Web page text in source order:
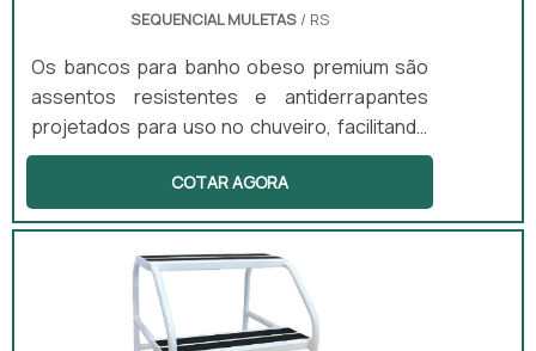
SEQUENCIAL MULETAS/ RS
Os bancos para banho obeso premium são
assentos resistentes e antiderrapantes
projetados para uso no chuveiro, facilitando
a higiene pessoal com segurança. Esses
produtos são ideais para pessoas com
mobilidade limitada ou em recuperação, pois
banheiro. Disponíveis em versões com ou
sem encosto e com regulagem de altura,
esses bancos atendem diferentes
COTAR AGORA